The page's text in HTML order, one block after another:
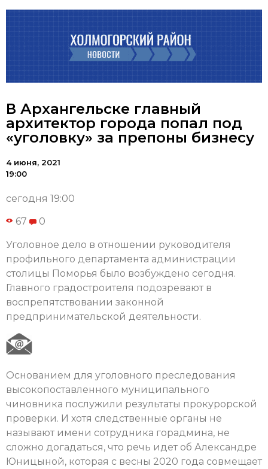
В Архангельске главный
архитектор города попал под
«уголовку» за препоны бизнесу
4 июня, 2021
19:00
сегодня 19:00
67 0
Уголовное дело в отношении руководителя
профильного департамента администрации
столицы Поморья было возбуждено сегодня.
Главного градостроителя подозревают в
воспрепятствовании законной
предпринимательской деятельности.
Основанием для уголовного преследования
высокопоставленного муниципального
чиновника послужили результаты прокурорской
проверки. И хотя следственные органы не
называют имени сотрудника горадмина, не
сложно догадаться, что речь идет об Александре
Юницыной, которая с весны 2020 года совмещает